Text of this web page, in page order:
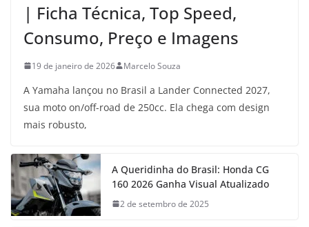
| Ficha Técnica, Top Speed,
Consumo, Preço e Imagens
19 de janeiro de 2026 Marcelo Souza
A Yamaha lançou no Brasil a Lander Connected 2027,
sua moto on/off-road de 250cc. Ela chega com design
mais robusto,
A Queridinha do Brasil: Honda CG
160 2026 Ganha Visual Atualizado
2 de setembro de 2025